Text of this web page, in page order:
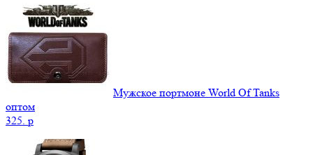
Мужское портмоне World Of Tanks
оптом
325. p